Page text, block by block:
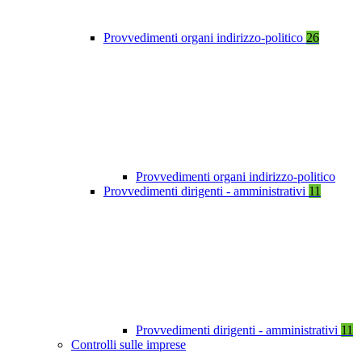
Provvedimenti organi indirizzo-politico 26
Provvedimenti organi indirizzo-politico
Provvedimenti dirigenti - amministrativi 11
Provvedimenti dirigenti - amministrativi 11
Controlli sulle imprese